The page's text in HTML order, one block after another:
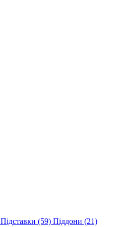
Підставки (59) Піддони (21)